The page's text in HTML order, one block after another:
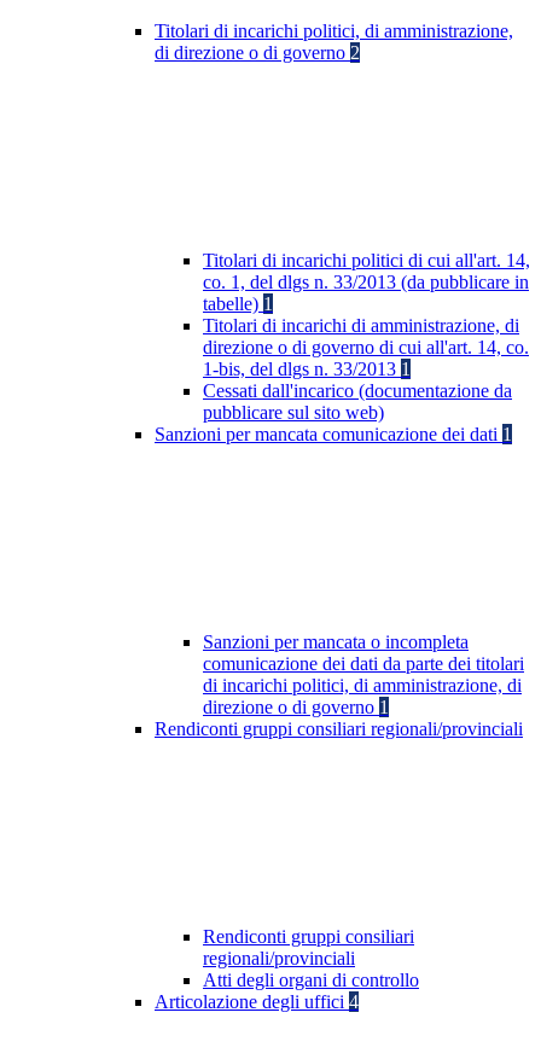
Titolari di incarichi politici, di amministrazione,
di direzione o di governo 2
Titolari di incarichi politici di cui all'art. 14,
co. 1, del dlgs n. 33/2013 (da pubblicare in
tabelle) 1
Titolari di incarichi di amministrazione, di
direzione o di governo di cui all'art. 14, co.
1-bis, del dlgs n. 33/2013 1
Cessati dall'incarico (documentazione da
pubblicare sul sito web)
Sanzioni per mancata comunicazione dei dati 1
Sanzioni per mancata o incompleta
comunicazione dei dati da parte dei titolari
di incarichi politici, di amministrazione, di
direzione o di governo 1
Rendiconti gruppi consiliari regionali/provinciali
Rendiconti gruppi consiliari
regionali/provinciali
Atti degli organi di controllo
Articolazione degli uffici 4